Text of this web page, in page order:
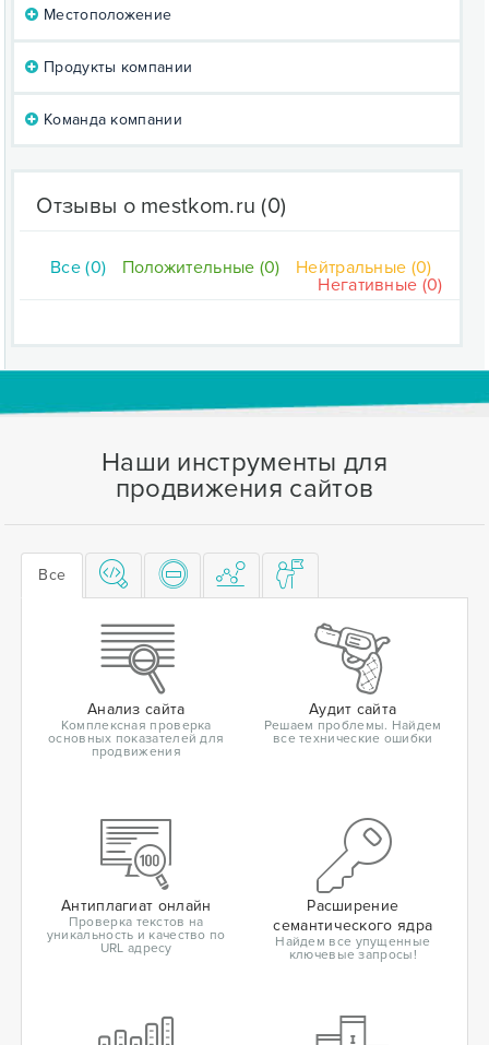
Местоположение
Продукты компании
Команда компании
Отзывы о mestkom.ru (0)
Все (0) Положительные (0)
Нейтральные (0)
Негативные (0)
Наши инструменты для
продвижения сайтов
Все
Анализ сайта
Комплексная проверка
основных показателей для
продвижения
Аудит сайта
Решаем проблемы. Найдем
все технические ошибки
Антиплагиат онлайн
Проверка текстов на
уникальность и качество по
URL адресу
Расширение
семантического ядра
Найдем все упущенные
ключевые запросы!